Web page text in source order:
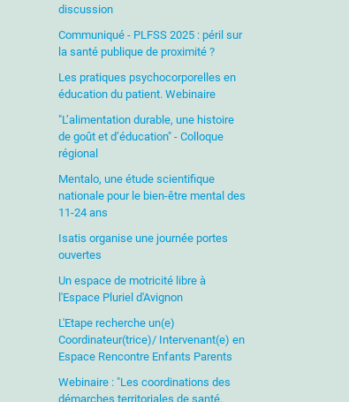
discussion
Communiqué - PLFSS 2025 : péril sur
la santé publique de proximité ?
Les pratiques psychocorporelles en
éducation du patient. Webinaire
"L’alimentation durable, une histoire
de goût et d’éducation" - Colloque
régional
Mentalo, une étude scientifique
nationale pour le bien-être mental des
11-24 ans
Isatis organise une journée portes
ouvertes
Un espace de motricité libre à
l'Espace Pluriel d'Avignon
L'Etape recherche un(e)
Coordinateur(trice)/ Intervenant(e) en
Espace Rencontre Enfants Parents
Webinaire : "Les coordinations des
démarches territoriales de santé,